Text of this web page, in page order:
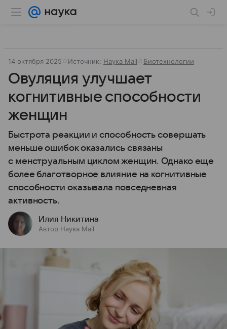
14 октября 2025 Источник: Наука Mail Биотехнологии
Овуляция улучшает
когнитивные способности
женщин
Быстрота реакции и способность совершать
меньше ошибок оказались связаны
с менструальным циклом женщин. Однако еще
более благотворное влияние на когнитивные
способности оказывала повседневная
активность.
Илия Никитина
Автор Наука Mail